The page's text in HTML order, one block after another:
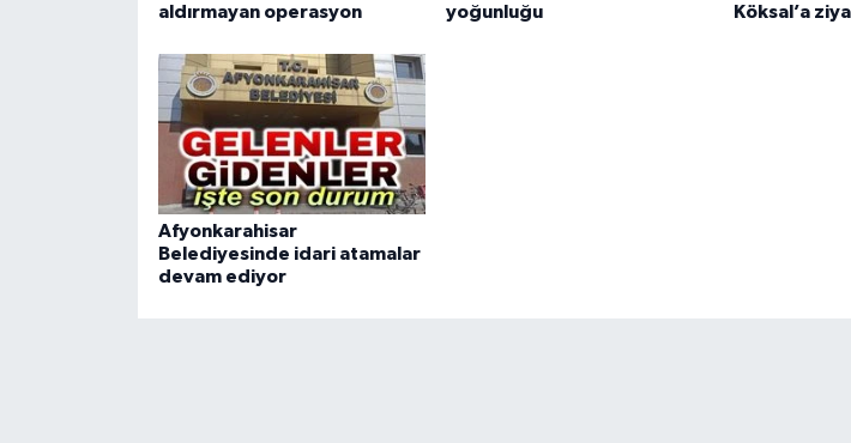
aldırmayan operasyon
yoğunluğu
Köksal’a
Afyonkarahisar
Belediyesinde idari atamalar
devam ediyor